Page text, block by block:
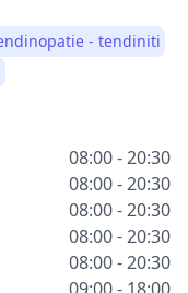
- tendiniti
08:00 - 20:30
08:00 - 20:30
08:00 - 20:30
08:00 - 20:30
08:00 - 20:30